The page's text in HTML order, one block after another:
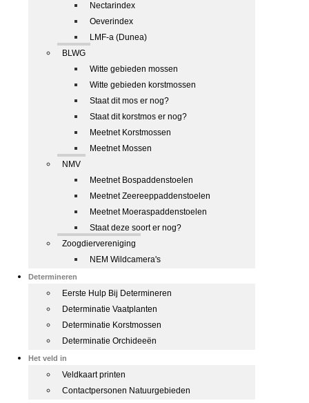
Nectarindex
Oeverindex
LMF-a (Dunea)
BLWG
Witte gebieden mossen
Witte gebieden korstmossen
Staat dit mos er nog?
Staat dit korstmos er nog?
Meetnet Korstmossen
Meetnet Mossen
NMV
Meetnet Bospaddenstoelen
Meetnet Zeereeppaddenstoelen
Meetnet Moeraspaddenstoelen
Staat deze soort er nog?
Zoogdiervereniging
NEM Wildcamera's
Determineren
Eerste Hulp Bij Determineren
Determinatie Vaatplanten
Determinatie Korstmossen
Determinatie Orchideeën
Het veld in
Veldkaart printen
Contactpersonen Natuurgebieden